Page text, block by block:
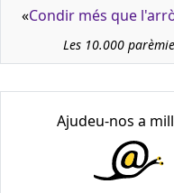
«Condir més que
Les 10.000
Ajudeu-nos a